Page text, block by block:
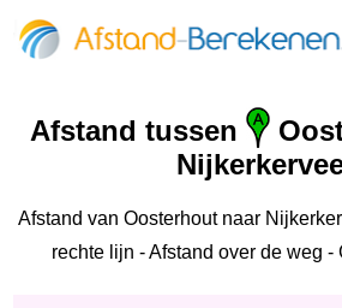
Afstand tussen
Afstand van Oosterhout naar
rechte lijn - Afstand over de weg -